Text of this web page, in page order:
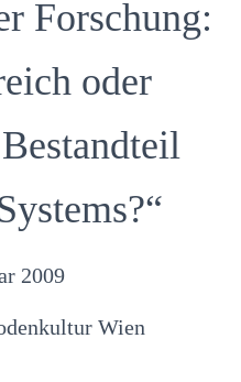
L
Forschung:
oder
2009
Wien